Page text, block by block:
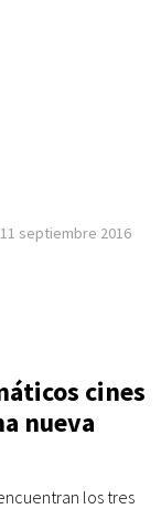
11 septiembre 2016
cines
nueva
los tres